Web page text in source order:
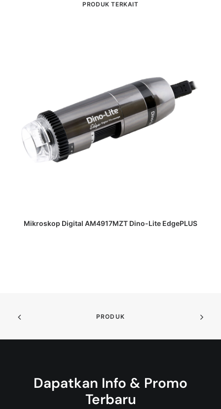
PRODUK TERKAIT
DAPATKAN PENAWARAN HARGA
Mikroskop Digital AM4917MZT Dino-Lite EdgePLUS
PRODUK
Dapatkan Info & Promo
Terbaru